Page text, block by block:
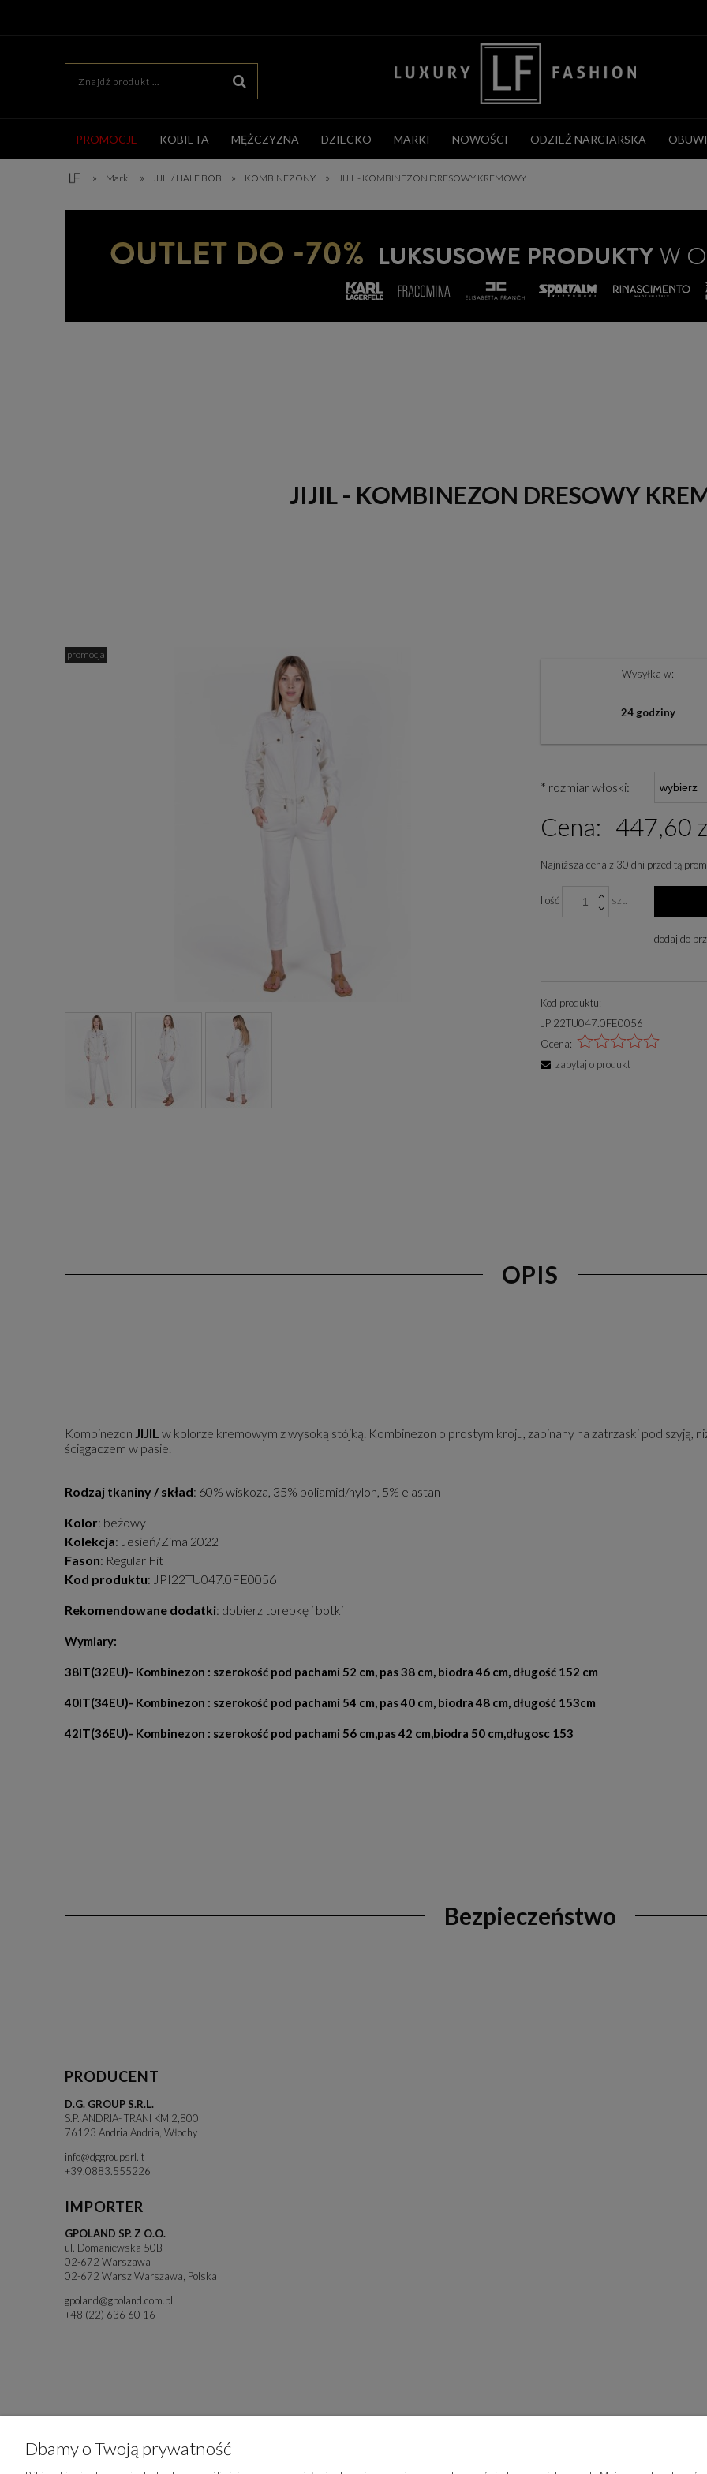
PROMOCJE KOBIETA MĘŻCZYZNA DZIECKO MARKI NOWOŚCI ODZIEŻ NARCIARSKA
» Marki » JIJIL / HALE BOB » KOMBINEZONY » JIJIL - KOMBINEZON DRESOWY KREMOWY
JIJIL - KOMBINEZON DRESOWY
promocja
Wysyłka w:
24 godziny
* rozmiar włoski:
Cena: 447,60
Najniższa cena z 30 dni przed tą
Jeżeli produkt jest
niż 30 dni, wyświetlana
się w sprzedaży.
Ilość szt.
dodaj do
Kod produktu:
JPI22TU047.0FE0056
Ocena:
zapytaj o produkt
OPIS
Kombinezon JIJIL w kolorze kremowym z wysoką stójką. Kombinezon o prostym kroju, zapinany na zatrzaski pod szyją,
ściągaczem w pasie.
Rodzaj tkaniny / skład: 60% wiskoza, 35% poliamid/nylon, 5% elastan
Kolor: beżowy
Kolekcja: Jesień/Zima 2022
Fason: Regular Fit
Kod produktu: JPI22TU047.0FE0056
Rekomendowane dodatki: dobierz torebkę i botki
Wymiary:
38IT(32EU)- Kombinezon : szerokość pod pachami 52 cm, pas 38 cm, biodra 46 cm, długość 152 cm
40IT(34EU)- Kombinezon : szerokość pod pachami 54 cm, pas 40 cm, biodra 48 cm, długość 153cm
42IT(36EU)- Kombinezon : szerokość pod pachami 56 cm,pas 42 cm,biodra 50 cm,długosc 153
Bezpieczeństwo
PRODUCENT
D.G. GROUP S.R.L.
S.P. ANDRIA- TRANI KM 2,800
76123 Andria Andria, Włochy
info@dggroupsrl.it
+39.0883.555226
IMPORTER
GPOLAND SP. Z O.O.
ul. Domaniewska 50B
02-672 Warszawa
02-672 Warsz Warszawa, Polska
gpoland@gpoland.com.pl
+48 (22) 636 60 16
Dbamy o Twoją prywatność